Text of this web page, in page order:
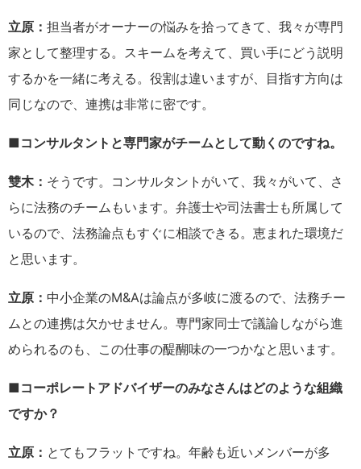
立原： 担当者がオーナーの悩みを拾ってきて、我々が専門
家として整理する。スキームを考えて、買い手にどう説明
するかを一緒に考える。役割は違いますが、目指す方向は
同じなので、連携は非常に密です。
■コンサルタントと専門家がチームとして動くのですね。
雙木： そうです。コンサルタントがいて、我々がいて、さ
らに法務のチームもいます。弁護士や司法書士も所属して
いるので、法務論点もすぐに相談できる。恵まれた環境だ
と思います。
立原： 中小企業のM&Aは論点が多岐に渡るので、法務チー
ムとの連携は欠かせません。専門家同士で議論しながら進
められるのも、この仕事の醍醐味の一つかなと思います。
■コーポレートアドバイザーのみなさんはどのような組織
ですか？
立原： とてもフラットですね。年齢も近いメンバーが多